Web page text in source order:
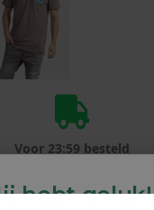
Voor 23:59 besteld
hebt geluk!